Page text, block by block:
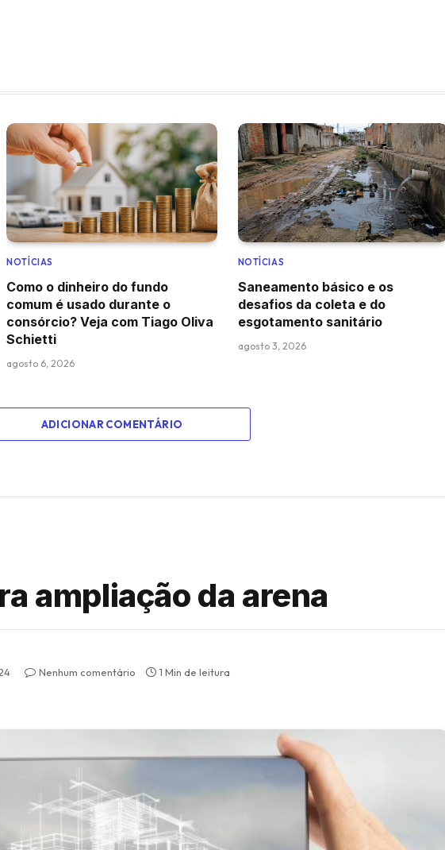
NOTÍCIAS
Como o dinheiro do fundo
comum é usado durante o
consórcio? Veja com Tiago Oliva
Schietti
agosto 6, 2026
NOTÍCIAS
Saneamento básico e os
desafios da coleta e do
esgotamento sanitário
agosto 3, 2026
ADICIONAR COMENTÁRIO
ampliação da arena
Nenhum comentário 1 Min de leitura